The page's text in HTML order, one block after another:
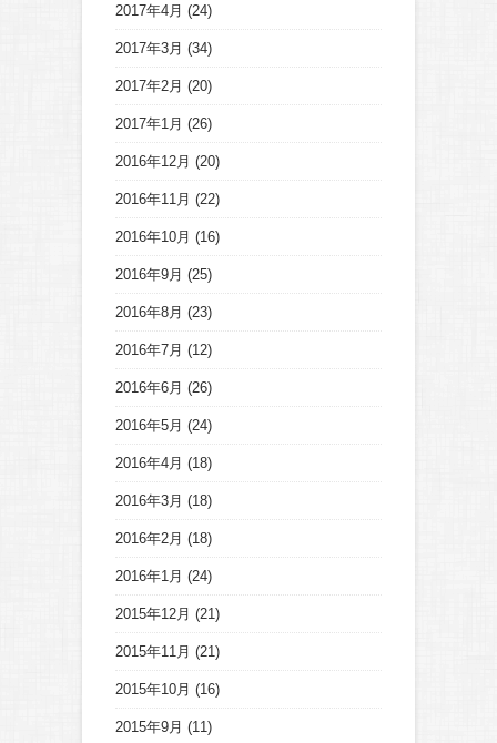
2017年4月 (24)
2017年3月 (34)
2017年2月 (20)
2017年1月 (26)
2016年12月 (20)
2016年11月 (22)
2016年10月 (16)
2016年9月 (25)
2016年8月 (23)
2016年7月 (12)
2016年6月 (26)
2016年5月 (24)
2016年4月 (18)
2016年3月 (18)
2016年2月 (18)
2016年1月 (24)
2015年12月 (21)
2015年11月 (21)
2015年10月 (16)
2015年9月 (11)